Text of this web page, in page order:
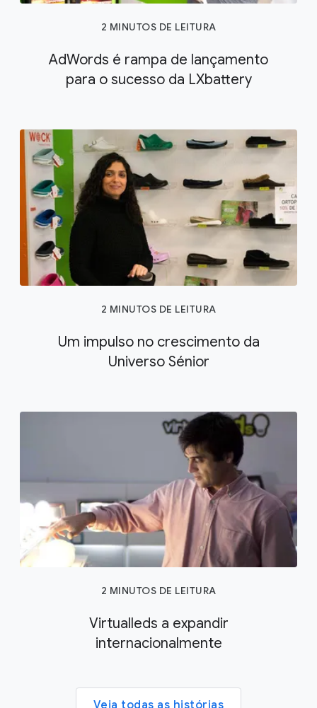
2 MINUTOS DE LEITURA
AdWords é rampa de lançamento
para o sucesso da LXbattery
2 MINUTOS DE LEITURA
Um impulso no crescimento da
Universo Sénior
2 MINUTOS DE LEITURA
Virtualleds a expandir
internacionalmente